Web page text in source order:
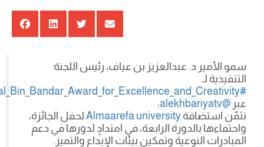
سمو الأمير د. عبدالعزيز بن عياف، رئيس اللجنة
التنفيذية لـ
#Prince_Faisal_Bin_Bandar_Award_for_Excellence_and_Creativity
عبر @alekhbariyatv
:
نثمّن استضافة Almaarefa university لحفل الجائزة،
واحتفاءها بالدورة الرابعة، في امتدادٍ لدورها في دعم
المبادرات النوعية وتمكين بيئات الإبداع والتميز.